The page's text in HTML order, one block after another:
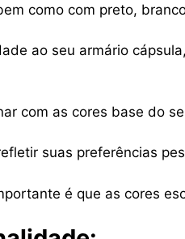
como com preto,
ao seu armário
com as cores base do
suas preferências
é que as cores